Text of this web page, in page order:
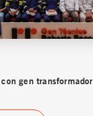
gen transformador